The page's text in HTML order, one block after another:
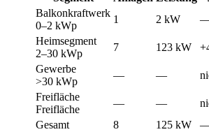
Balkonkraftwerk
0–2 kWp
1 2 kW
Heimsegment
2–30 kWp
7 123 kW
Gewerbe
>30 kWp
— —
Freifläche
Freifläche
— —
Gesamt
8 125 kW